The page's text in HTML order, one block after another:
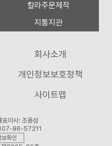
칼라주문제작
지통지관
회사소개
개인정보보호정책
사이트맵
이사: 조용성
107-86-57211
확인